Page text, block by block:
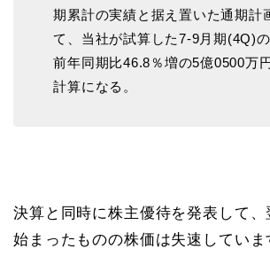
期累計の実績と据え置いた通期計
て、当社が試算した7-9月期(4Q)
前年同期比46.8％増の5億0500万
計算になる。
決算と同時に株主優待を発表して、
始まったものの株価は失速していま